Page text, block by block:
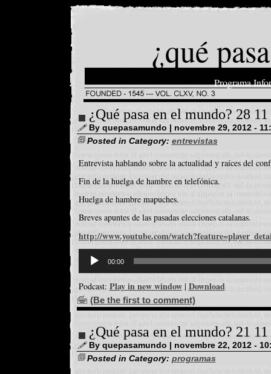
¿qué
Programa
¿Qué pasa en el mundo? 28
By quepasamundo | novembre 29, 2012 -
Posted in Category: entrevistas
Entrevista hablando sobre la actualidad y raíces del
Fin de la huelga de hambre en telefónica.
Huelga de hambre mapuches.
Breves apuntes de las pasadas elecciones catalanas.
http://www.youtube.com/
d'àudio
00:00
Podcast: Play in new window| Download
(Be the first to comment)
¿Qué pasa en el mundo? 21
By quepasamundo | novembre 22, 2012 -
Posted in Category: programas